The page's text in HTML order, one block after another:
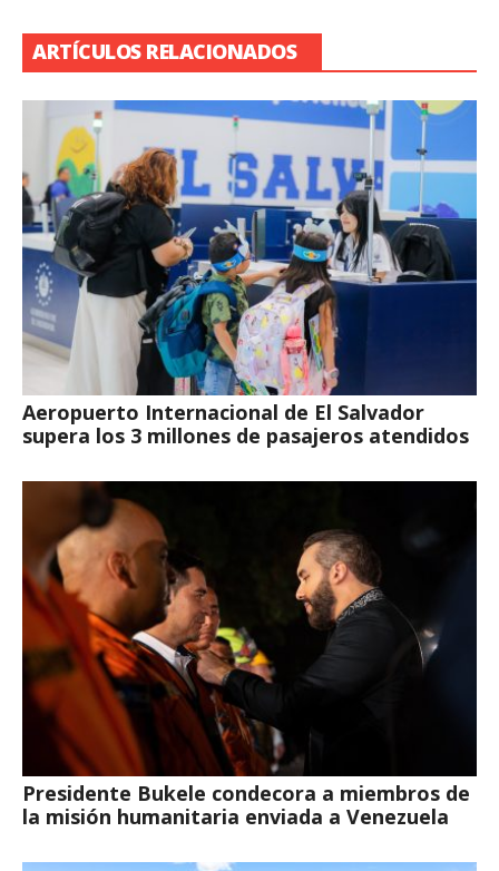
ARTÍCULOS RELACIONADOS
Aeropuerto Internacional de El Salvador
supera los 3 millones de pasajeros atendidos
Presidente Bukele condecora a miembros de
la misión humanitaria enviada a Venezuela